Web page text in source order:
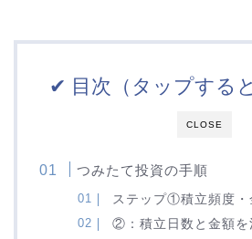
CLOSE
✔︎ 目次（タップする
つみたて投資の手順
ステップ①積立頻度・
②：積立日数と金額を